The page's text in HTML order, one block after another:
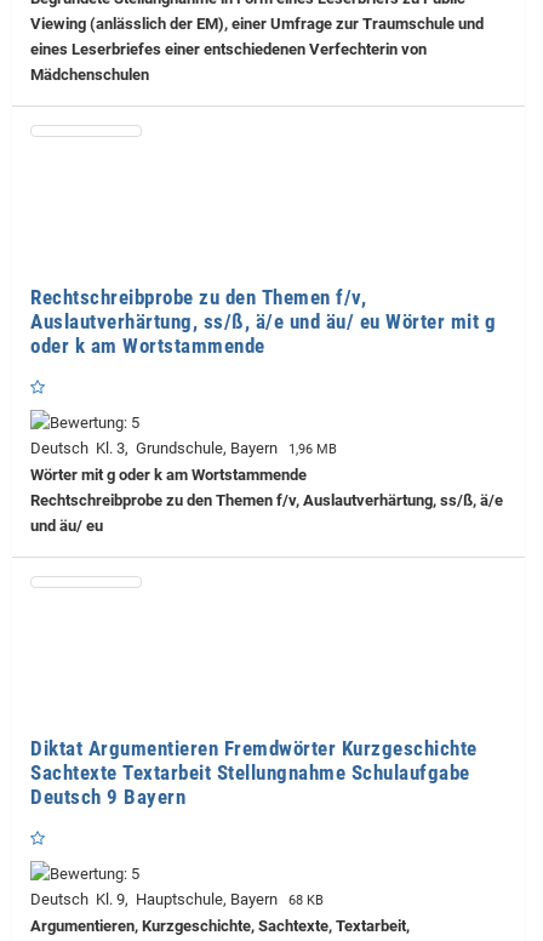
Viewing (anlässlich der EM), einer Umfrage zur Traumschule und
eines Leserbriefes einer entschiedenen Verfechterin von
Mädchenschulen
Rechtschreibprobe zu den Themen f/v,
Auslautverhärtung, ss/ß, ä/e und äu/ eu Wörter mit g
oder k am Wortstammende
Deutsch Kl. 3, Grundschule, Bayern 1,96 MB
Wörter mit g oder k am Wortstammende
Rechtschreibprobe zu den Themen f/v, Auslautverhärtung, ss/ß, ä/e
und äu/ eu
Diktat Argumentieren Fremdwörter Kurzgeschichte
Sachtexte Textarbeit Stellungnahme Schulaufgabe
Deutsch 9 Bayern
Deutsch Kl. 9, Hauptschule, Bayern 68 KB
Argumentieren, Kurzgeschichte, Sachtexte, Textarbeit,